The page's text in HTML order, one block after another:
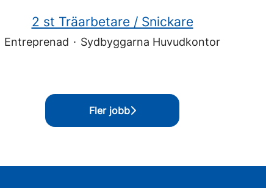
2 st Träarbetare / Snickare
Entreprenad · Sydbyggarna Huvudkontor
Fler jobb